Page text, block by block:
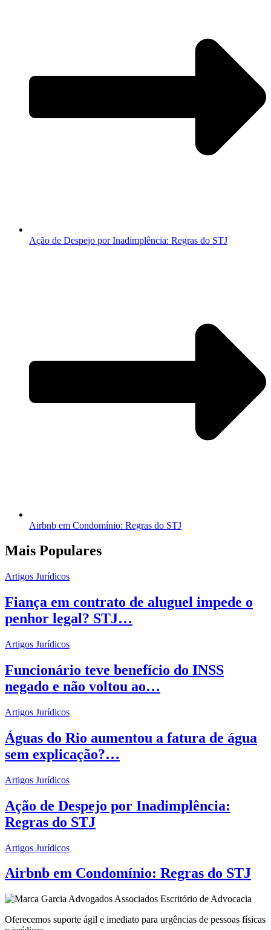
Ação de Despejo por Inadimplência: Regras do STJ
Airbnb em Condomínio: Regras do STJ
Mais Populares
Artigos Jurídicos
Fiança em contrato de aluguel impede o
penhor legal? STJ…
Artigos Jurídicos
Funcionário teve benefício do INSS
negado e não voltou ao…
Artigos Jurídicos
Águas do Rio aumentou a fatura de água
sem explicação?…
Artigos Jurídicos
Ação de Despejo por Inadimplência:
Regras do STJ
Artigos Jurídicos
Airbnb em Condomínio: Regras do STJ
Oferecemos suporte ágil e imediato para urgências de pessoas físicas